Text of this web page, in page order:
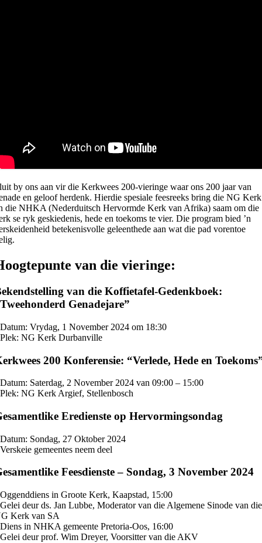
by ons aan vir die Kerkwees 200-vieringe waar ons 200 jaar van
en geloof herdenk. Hierdie spesiale feesreeks bring die NG Kerk
die NHKA (Nederduitsch Hervormde Kerk van Afrika) saam om die
se ryk geskiedenis, hede en toekoms te vier. Die program bied ’n
betekenisvolle geleenthede aan wat die pad vorentoe
van die vieringe:
van die Koffietafel-Gedenkboek:
Genadejare”
Vrydag, 1 November 2024 om 18:30
Plek: NG Kerk Durbanville
200 Konferensie: “Verlede, Hede en
Saterdag, 2 November 2024 van 09:00 – 15:00
NG Kerk Argief, Stellenbosch
Eredienste op Hervormingsondag
Sondag, 27 Oktober 2024
gemeentes neem deel
Feesdienste – Sondag, 3 November 2024
in Groote Kerk, Kaapstad, 15:00
deur ds. Jan Lubbe, Moderator van die Algemene Sinode van die
Kerk van SA
in NHKA gemeente Pretoria-Oos, 16:00
deur prof. Wim Dreyer, Voorsitter van die AKV